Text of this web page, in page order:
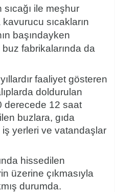
ile meşhur
sıcakların
başındayken
fabrikalarında da
faaliyet gösteren
doldurulan
derecede 12 saat
buzlara, gıda
yerleri ve vatandaşlar
hissedilen
üzerine çıkmasıyla
durumda.